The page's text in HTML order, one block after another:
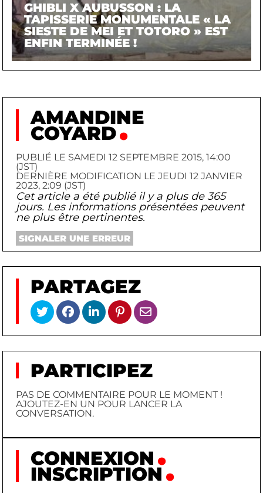
GHIBLI X AUBUSSON : LA
TAPISSERIE MONUMENTALE « LA
SIESTE DE MEI ET TOTORO » EST
ENFIN TERMINÉE !
AMANDINE
COYARD
PUBLIÉ LE SAMEDI 12 SEPTEMBRE 2015, 14:00
(JST)
DERNIÈRE MODIFICATION LE JEUDI 12 JANVIER
2023, 2:09 (JST)
Cet article a été publié il y a plus de 365
jours. Les informations présentées peuvent
ne plus être pertinentes.
SIGNALER UNE ERREUR
PARTAGEZ
PARTICIPEZ
PAS DE COMMENTAIRE POUR LE MOMENT !
AJOUTEZ-EN UN POUR LANCER LA
CONVERSATION.
CONNEXION
INSCRIPTION